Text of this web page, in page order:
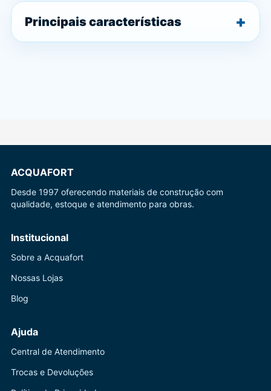
Principais características
ACQUAFORT
Desde 1997 oferecendo materiais de construção com
qualidade, estoque e atendimento para obras.
Institucional
Sobre a Acquafort
Nossas Lojas
Blog
Ajuda
Central de Atendimento
Trocas e Devoluções